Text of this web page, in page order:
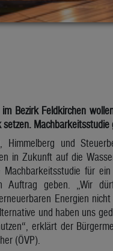
Bezirk Feldkirchen
setzen. Machbarkeitsstudie
Himmelberg und
in Zukunft auf die
Machbarkeitsstudie für
geben. „Wir
Energien
und haben uns
erklärt der
(ÖVP).